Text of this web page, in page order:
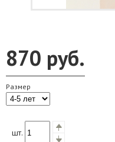
870 руб.
Размер
шт.